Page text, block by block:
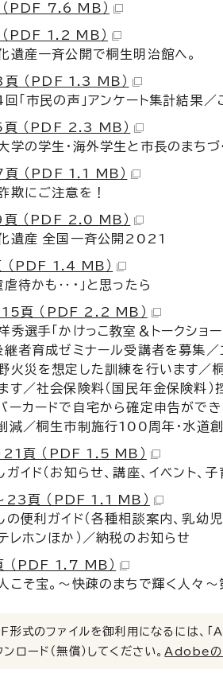
PDF 7.6 MB）
PDF 1.2 MB）
遺産一斉公開で桐生明治館へ。
（PDF 1.3 MB）
「市民の声」アンケート集計結果
（PDF 2.3 MB）
学の学生・海外学生と市長のまちづ
（PDF 1.1 MB）
欺にご注意を！
（PDF 2.0 MB）
遺産 全国一斉公開2021
（PDF 1.4 MB）
虐待かも‥・」と思ったら
頁 （PDF 2.2 MB）
秀選手「かけっこ教室＆トークシ
継者育成ゼミナール受講者を募集／
火災を想定した訓練を行います／
す／社会保険料（国民年金保険料
ーカードで自宅から確定申告がで
減／桐生市制施行100周年・水道
頁 （PDF 1.5 MB）
ガイド（お知らせ、講座、イベント
23頁 （PDF 1.1 MB）
の便利ガイド（各種相談案内、乳幼
レホンほか）／納税のお知らせ
（PDF 1.7 MB）
こそ宝。〜快疎のまちで輝く人々〜
形式のファイルを御利用になるには、
ンロード（無償）してください。 Adobeの